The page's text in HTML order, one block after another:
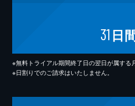
31 日
※無料トライアル期間終了日の翌日が属する
※日割りでのご請求はいたしません。